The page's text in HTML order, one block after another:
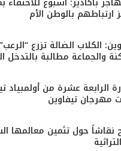
ارتباطهم بالوطن الأم
الكلاب الضالة تزرع
والجماعة مطالبة بالتدخل
الرابعة عشرة من أولمبياد
مهرجان تيفاوين
نقاشاً حول تثمين معالمها